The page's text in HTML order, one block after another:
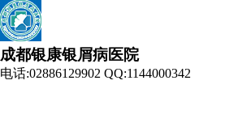
成都银康银屑病医院
电话:02886129902 QQ:1144000342